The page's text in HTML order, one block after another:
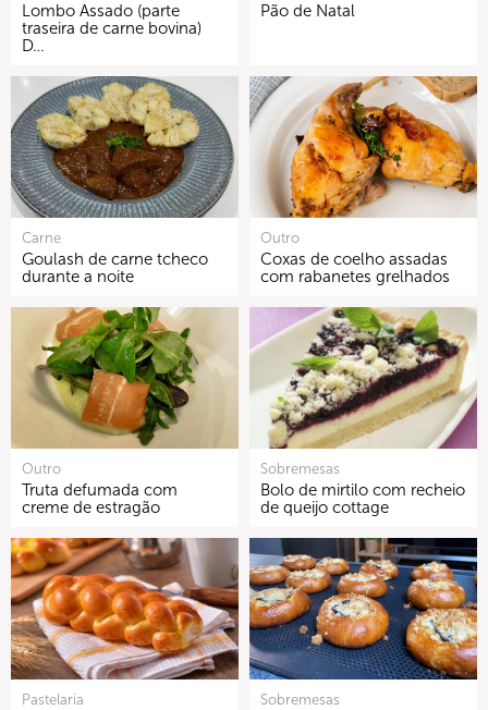
Lombo Assado (parte
traseira de carne bovina)
D…
Pão de Natal
Carne
Goulash de carne tcheco
durante a noite
Outro
Coxas de coelho assadas
com rabanetes grelhados
Outro
Truta defumada com
creme de estragão
Sobremesas
Bolo de mirtilo com recheio
de queijo cottage
Pastelaria Sobremesas